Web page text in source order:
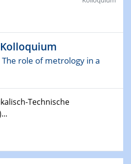
role of metrology in a
Technische